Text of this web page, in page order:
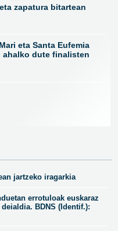
zapatura bitartean
eta Santa Eufemia
ahalko dute finalisten
jartzeko iragarkia
errotuloak euskaraz
BDNS (Identif.):